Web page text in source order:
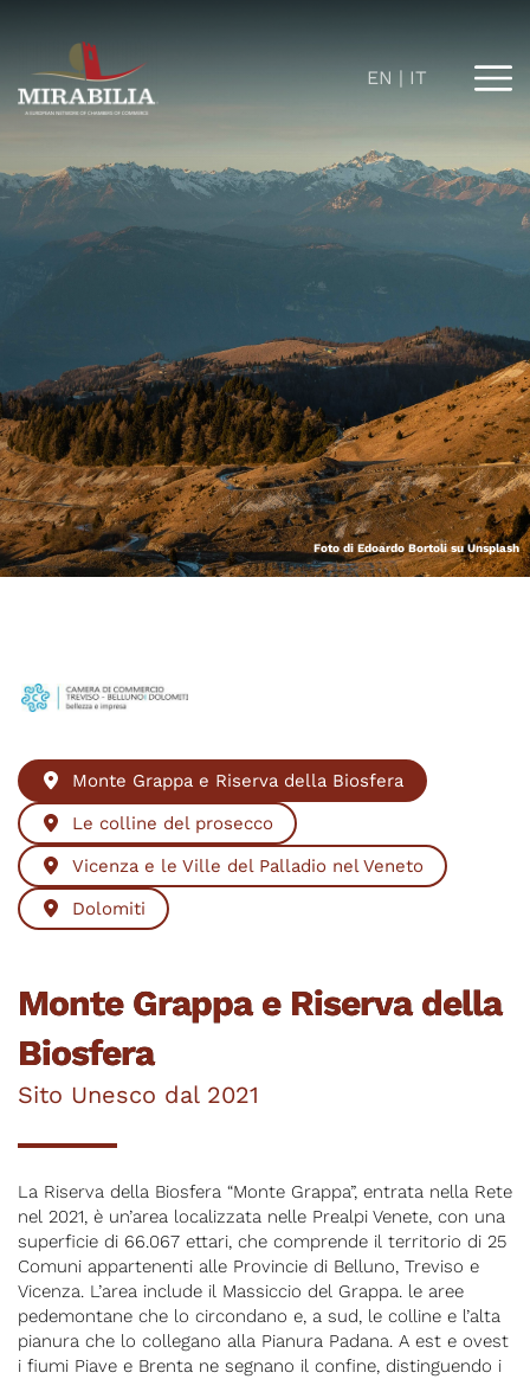
EN IT
Foto di Edoardo Bortoli su Unsplash
Monte Grappa e Riserva della Biosfera
Le colline del prosecco
Vicenza e le Ville del Palladio nel Veneto
Dolomiti
Monte Grappa e Riserva della
Biosfera
Sito Unesco dal 2021
La Riserva della Biosfera “Monte Grappa”, entrata nella Rete
nel 2021, è un’area localizzata nelle Prealpi Venete, con una
superficie di 66.067 ettari, che comprende il territorio di 25
Comuni appartenenti alle Provincie di Belluno, Treviso e
Vicenza. L’area include il Massiccio del Grappa. le aree
pedemontane che lo circondano e, a sud, le colline e l’alta
pianura che lo collegano alla Pianura Padana. A est e ovest
i fiumi Piave e Brenta ne segnano il confine, distinguendo i